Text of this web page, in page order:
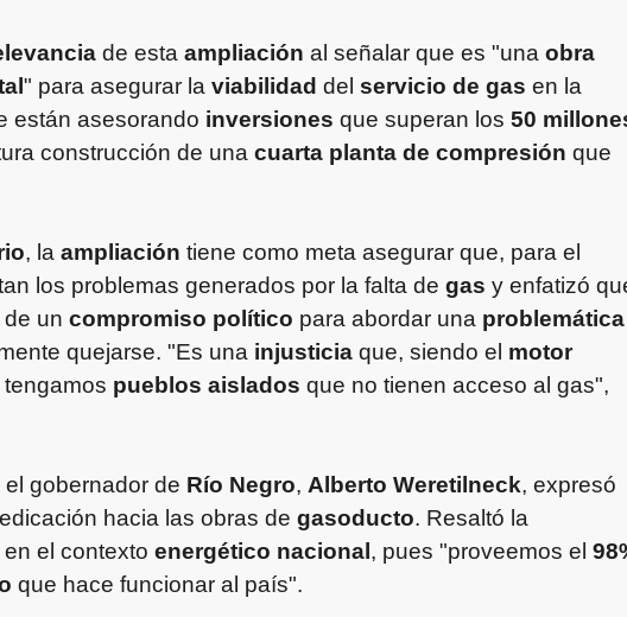
de esta ampliación al señalar que es "una obra
" para asegurar la viabilidad del servicio de gas en la
están asesorando inversiones que superan los 50
construcción de una cuarta planta de compresión que
, la ampliación tiene como meta asegurar que, para el
los problemas generados por la falta de gas y enfatizó
un compromiso político para abordar una problemática
quejarse. "Es una injusticia que, siendo el motor
tengamos pueblos aislados que no tienen acceso al gas",
gobernador de Río Negro, Alberto Weretilneck, expresó
hacia las obras de gasoducto. Resaltó la
en el contexto energético nacional, pues "proveemos el
que hace funcionar al país".